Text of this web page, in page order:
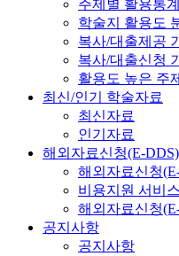
주제별 활용통
학술지 활용도
복사/대출제공
복사/대출신청
활용도 높은 주제
최신/인기 학술자료
최신자료
인기자료
해외자료신청(E-DDS)
해외자료신청
비용지원 서비
해외자료신청
공지사항
공지사항